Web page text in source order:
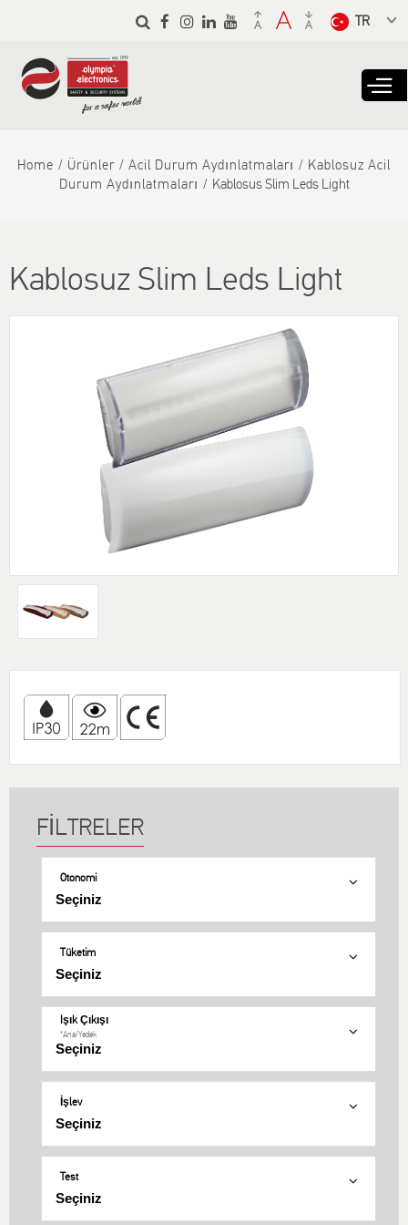
Skip to
main
from the
dropdown
to translate
Home Ürünler Αcil Durum Aydınlatmaları
Kablosuz Acil
Durum Aydınlatmaları
Kablosus Slim Leds Light
Kablosuz Slim Leds Light
Otonomi
Tüketim
Işık Çıkışı
*Ana/Yedek
İşlev
Test